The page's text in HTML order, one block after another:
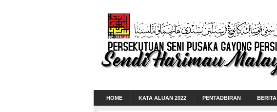
HOME KATA ALUAN 2022 PENTADBIRAN BERITA